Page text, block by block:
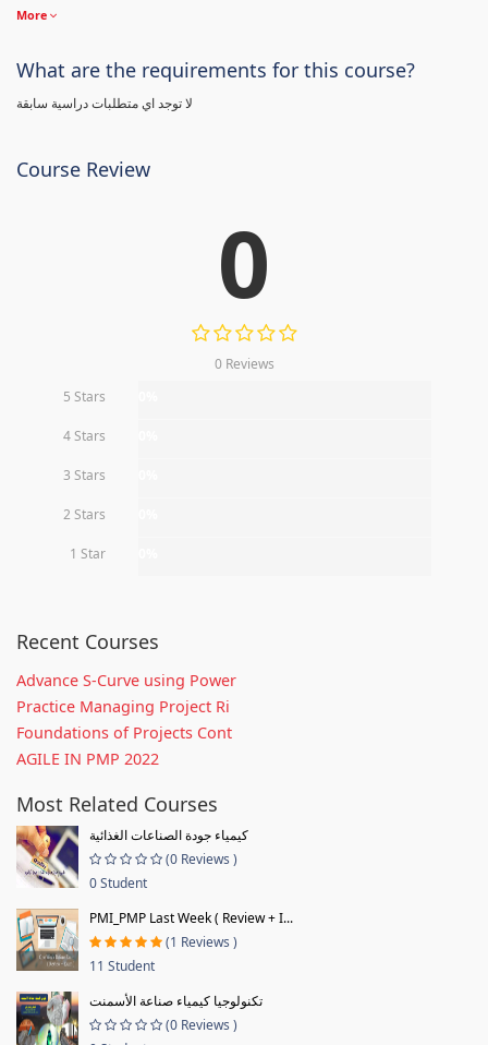
More
What are the requirements for this course?
لا توجد اي متطلبات دراسية سابقة
Course Review
0
0 Reviews
5 Stars
4 Stars
3 Stars
2 Stars
1 Star
Recent Courses
Advance S-Curve using Power
Practice Managing Project Ri
Foundations of Projects Cont
AGILE IN PMP 2022
Most Related Courses
كيمياء جودة الصناعات الغذائية
(0 Reviews )
0 Student
PMI_PMP Last Week ( Review + I...
(1 Reviews )
11 Student
تكنولوجيا كيمياء صناعة الأسمنت
(0 Reviews )